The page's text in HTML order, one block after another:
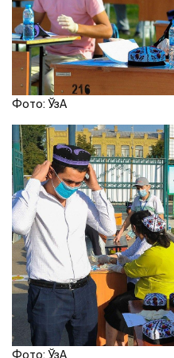
Фото: ЎзA
Фото: ЎзA